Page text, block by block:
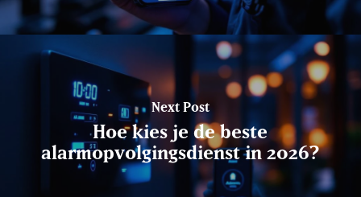
Next Post
Hoe kies je de beste
alarmopvolgingsdienst in 2026?